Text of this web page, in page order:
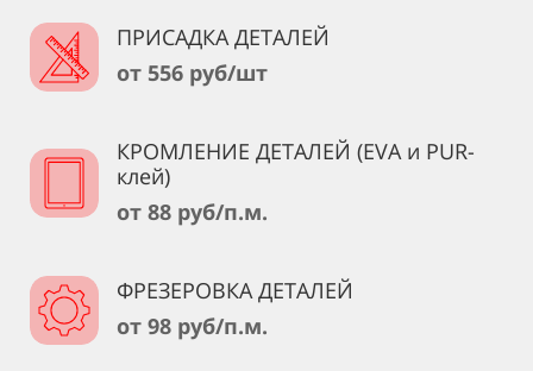
ПРИСАДКА ДЕТАЛЕЙ
от 556 руб/шт
КРОМЛЕНИЕ ДЕТАЛЕЙ (EVA и PUR-
клей)
от 88 руб/п.м.
ФРЕЗЕРОВКА ДЕТАЛЕЙ
от 98 руб/п.м.